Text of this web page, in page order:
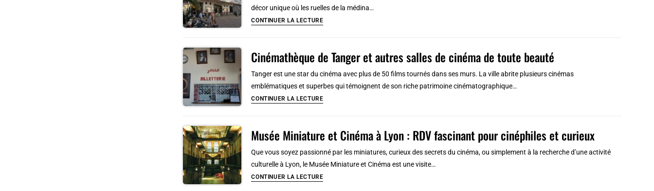
films
décor unique où les ruelles de la médina…
CONTINUER LA LECTURE7
cultes
Tanger
Cinémathèque de Tanger et autres salles de cinéma de toute beauté
Tanger est une star du cinéma avec plus de 50 films tournés dans ses murs. La ville abrite plusieurs cinémas
emblématiques et superbes qui témoignent de son riche patrimoine cinématographique…
CONTINUER LA LECTURECinémathèque
et
salles
cinéma
Musée Miniature et Cinéma à Lyon : RDV fascinant pour cinéphiles et curieux
Que vous soyez passionné par les miniatures, curieux des secrets du cinéma, ou simplement à la recherche d’une activité
culturelle à Lyon, le Musée Miniature et Cinéma est une visite…
CONTINUER LA LECTUREMusée